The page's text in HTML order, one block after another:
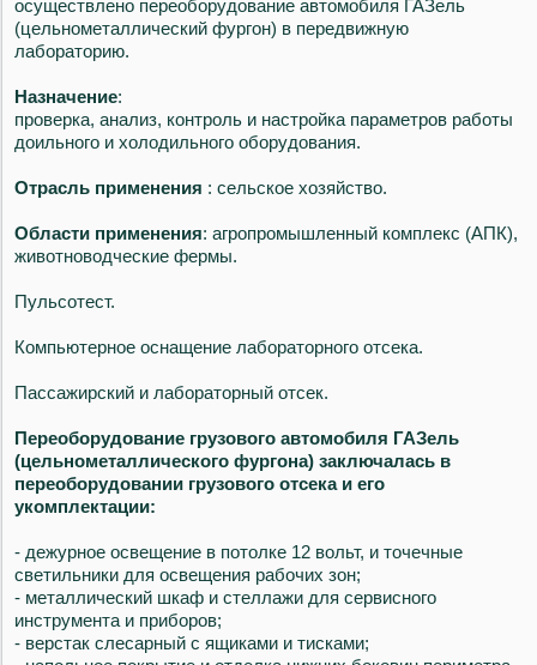
осуществлено переоборудование автомобиля ГАЗель
(цельнометаллический фургон) в передвижную
лабораторию.
Назначение:
проверка, анализ, контроль и настройка параметров работы
доильного и холодильного оборудования.
Отрасль применения : сельское хозяйство.
Области применения: агропромышленный комплекс (АПК),
животноводческие фермы.
Пульсотест.
Компьютерное оснащение лабораторного отсека.
Пассажирский и лабораторный отсек.
Переоборудование грузового автомобиля ГАЗель
(цельнометаллического фургона) заключалась в
переоборудовании грузового отсека и его
укомплектации:
- дежурное освещение в потолке 12 вольт, и точечные
светильники для освещения рабочих зон;
- металлический шкаф и стеллажи для сервисного
инструмента и приборов;
- верстак слесарный с ящиками и тисками;